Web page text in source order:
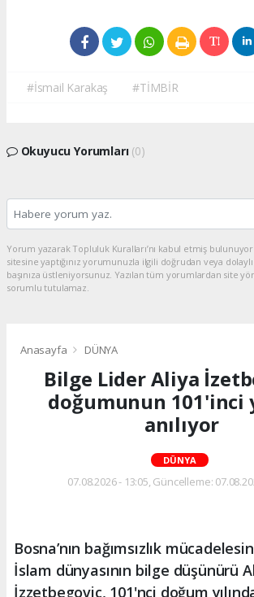
#İsmail Karakaş #TİMBİR
Okuyucu Yorumları (0)
Yorum yazarak Topluluk Kuralları’nı kabul etmiş
sitesine yaptığınız yorumunuzla ilgili doğrudan veya
başınıza üstleniyorsunuz. Yazılan tüm yorumlardan site
sorumlu tutulamaz.
Anasayfa DÜNYA
Bilge Lider Aliya
doğumunun 101'inci
anılıyor
DÜNYA
07.08.2026 - 13:05, Güncelleme:
Bosna’nın bağımsızlık
İslam dünyasının bilge düşünürü
İzzetbegoviç, 101'nci doğum